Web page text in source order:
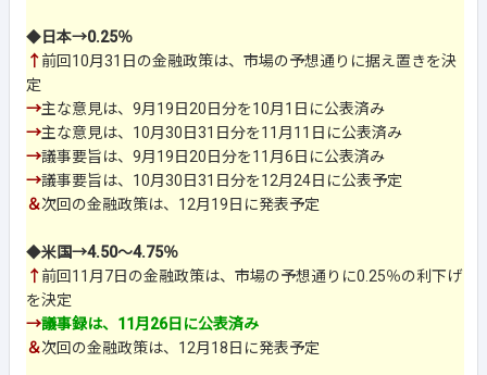
◆ 日本→0.25％
↑前回10月31日の金融政策は、市場の予想通りに据え置きを決
定
→主な意見は、9月19日20日分を10月1日に公表済み
→主な意見は、10月30日31日分を11月11日に公表済み
→議事要旨は、9月19日20日分を11月6日に公表済み
→議事要旨は、10月30日31日分を12月24日に公表予定
＆次回の金融政策は、12月19日に発表予定
◆米国→4.50～4.75％
↑前回11月7日の金融政策は、市場の予想通りに0.25％の利下げ
を決定
→議事録は、11月26日に公表済み
＆次回の金融政策は、12月18日に発表予定